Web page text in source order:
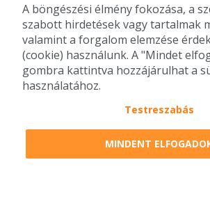
2010-2026 Copyright - Falatozz.hu -
A böngészési élmény fokozása, a
szabott hirdetések vagy tartalmak
valamint a forgalom elemzése
(cookie) használunk. A "Mindet
gombra kattintva hozzájárulhat a
használatához.
Testreszabás
MINDENT